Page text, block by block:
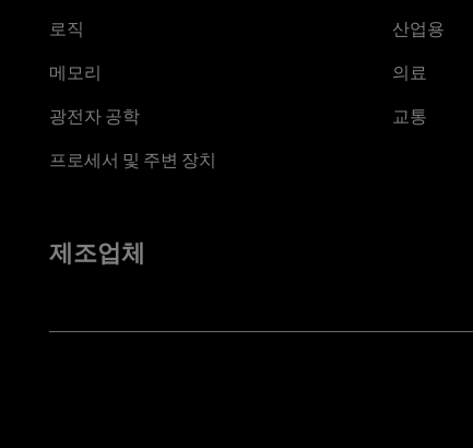
로직
메모리
광전자 공학
프로세서 및 주변 장치
산업용
의료
교통
제조업체